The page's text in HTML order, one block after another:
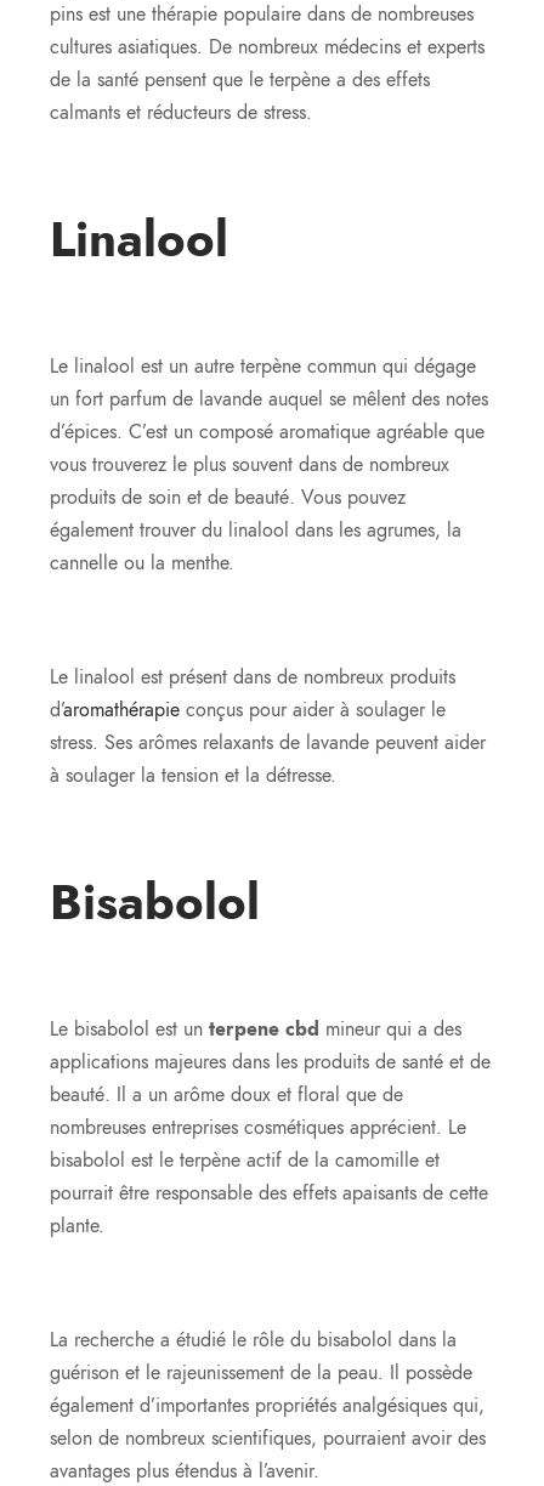
pins est une thérapie populaire dans de nombreuses
cultures asiatiques. De nombreux médecins et experts
de la santé pensent que le terpène a des effets
calmants et réducteurs de stress.
Linalool
Le linalool est un autre terpène commun qui dégage
un fort parfum de lavande auquel se mêlent des notes
d’épices. C’est un composé aromatique agréable que
vous trouverez le plus souvent dans de nombreux
produits de soin et de beauté. Vous pouvez
également trouver du linalool dans les agrumes, la
cannelle ou la menthe.
Le linalool est présent dans de nombreux produits
d’aromathérapie conçus pour aider à soulager le
stress. Ses arômes relaxants de lavande peuvent aider
à soulager la tension et la détresse.
Bisabolol
Le bisabolol est un terpene cbd mineur qui a des
applications majeures dans les produits de santé et de
beauté. Il a un arôme doux et floral que de
nombreuses entreprises cosmétiques apprécient. Le
bisabolol est le terpène actif de la camomille et
pourrait être responsable des effets apaisants de cette
plante.
La recherche a étudié le rôle du bisabolol dans la
guérison et le rajeunissement de la peau. Il possède
également d’importantes propriétés analgésiques qui,
selon de nombreux scientifiques, pourraient avoir des
avantages plus étendus à l’avenir.